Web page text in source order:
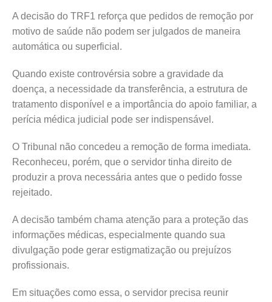
A decisão do TRF1 reforça que pedidos de remoção por
motivo de saúde não podem ser julgados de maneira
automática ou superficial.
Quando existe controvérsia sobre a gravidade da
doença, a necessidade da transferência, a estrutura de
tratamento disponível e a importância do apoio familiar, a
perícia médica judicial pode ser indispensável.
O Tribunal não concedeu a remoção de forma imediata.
Reconheceu, porém, que o servidor tinha direito de
produzir a prova necessária antes que o pedido fosse
rejeitado.
A decisão também chama atenção para a proteção das
informações médicas, especialmente quando sua
divulgação pode gerar estigmatização ou prejuízos
profissionais.
Em situações como essa, o servidor precisa reunir